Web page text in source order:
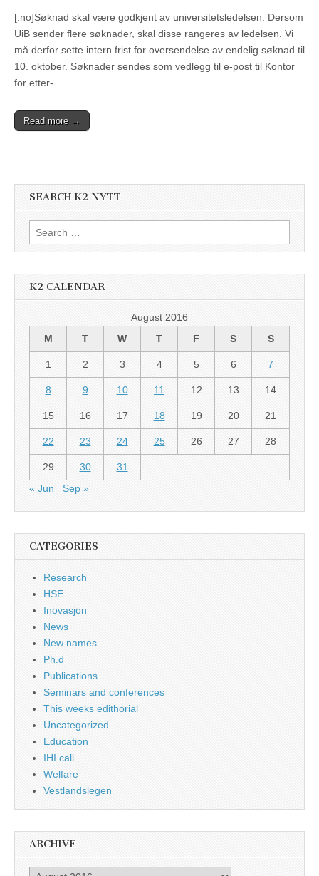
[:no]Søknad skal være godkjent av universitetsledelsen. Dersom
UiB sender flere søknader, skal disse rangeres av ledelsen. Vi
må derfor sette intern frist for oversendelse av endelig søknad til
10. oktober. Søknader sendes som vedlegg til e-post til Kontor
for etter-…
Read more →
SEARCH K2 NYTT
Search
for:
K2 CALENDAR
August 2016
M
T W T F S S
1 2 3 4 5 6 7
8 9 10 11 12 13 14
15 16 17 18 19 20 21
22 23 24 25 26 27 28
29 30
31
« Jun
Sep »
CATEGORIES
Research
HSE
Inovasjon
News
New names
Ph.d
Publications
Seminars and conferences
This weeks edithorial
Uncategorized
Education
IHI call
Welfare
Vestlandslegen
ARCHIVE